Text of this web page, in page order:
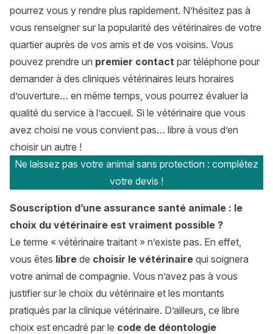
pourrez vous y rendre plus rapidement. N’hésitez pas à
vous renseigner sur la popularité des vétérinaires de votre
quartier auprès de vos amis et de vos voisins. Vous
pouvez prendre un premier contact par téléphone pour
demander à des cliniques vétérinaires leurs horaires
d’ouverture… en même temps, vous pourrez évaluer la
qualité du service à l’accueil. Si le vétérinaire que vous
avez choisi ne vous convient pas… libre à vous d’en
choisir un autre !
Ne laissez pas votre animal sans protection : complétez
votre devis !
Souscription d’une assurance santé animale : le
choix du vétérinaire est vraiment possible ?
Le terme « vétérinaire traitant » n’existe pas. En effet,
vous êtes libre de choisir le vétérinaire qui soignera
votre animal de compagnie. Vous n’avez pas à vous
justifier sur le choix du vétérinaire et les montants
pratiqués par la clinique vétérinaire. D’ailleurs, ce libre
choix est encadré par le code de déontologie